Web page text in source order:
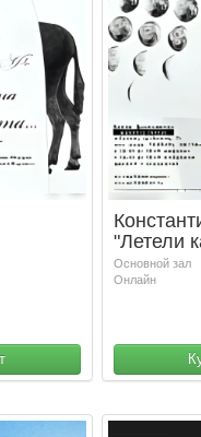
"Летели
Основной зал
Онлайн